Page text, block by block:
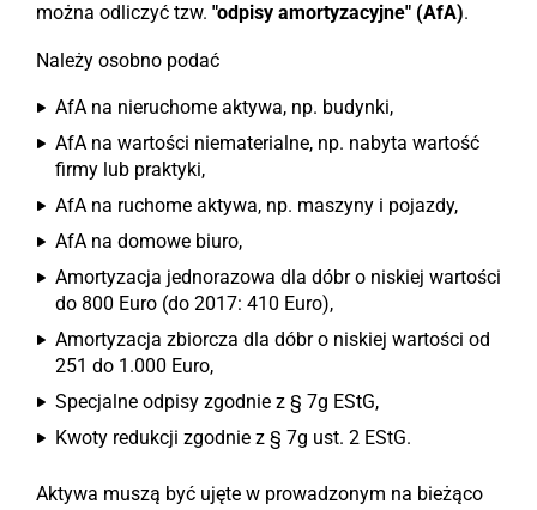
można odliczyć tzw. "odpisy amortyzacyjne" (AfA).
Należy osobno podać
AfA na nieruchome aktywa, np. budynki,
AfA na wartości niematerialne, np. nabyta wartość
firmy lub praktyki,
AfA na ruchome aktywa, np. maszyny i pojazdy,
AfA na domowe biuro,
Amortyzacja jednorazowa dla dóbr o niskiej wartości
do 800 Euro (do 2017: 410 Euro),
Amortyzacja zbiorcza dla dóbr o niskiej wartości od
251 do 1.000 Euro,
Specjalne odpisy zgodnie z § 7g EStG,
Kwoty redukcji zgodnie z § 7g ust. 2 EStG.
Aktywa muszą być ujęte w prowadzonym na bieżąco